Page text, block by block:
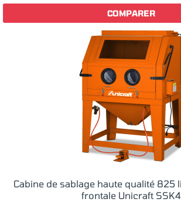
COMPARER
Cabine de sablage haute qualité 825 litres, ouverture
frontale Unicraft SSK4